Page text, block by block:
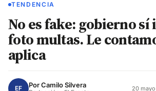
TENDENCIA
No es fake: gobierno
foto multas. Le
aplica
EF PorCamilo Silvera 20